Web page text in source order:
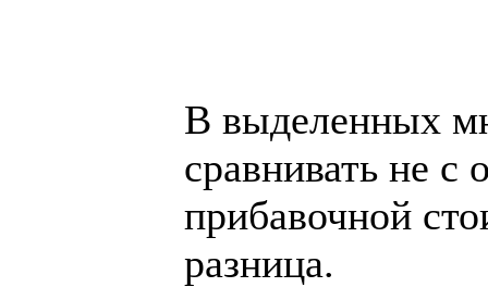
В выделенных
сравнивать не с
прибавочной
разница.